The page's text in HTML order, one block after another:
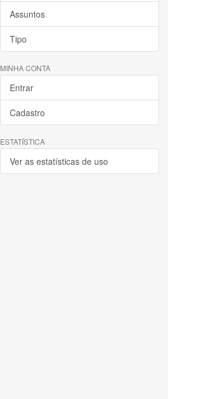
Assuntos
Tipo
MINHA CONTA
Entrar
Cadastro
ESTATÍSTICA
Ver as estatísticas de uso